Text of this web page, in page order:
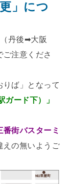
」につ
丹後➡大阪
注意くださ
りば」となって
ガード下）」
番街バスターミ
えの無いようご